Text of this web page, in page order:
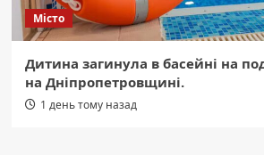
Місто
Дитина загинула в басейні на
на Дніпропетровщині.
1 день тому назад